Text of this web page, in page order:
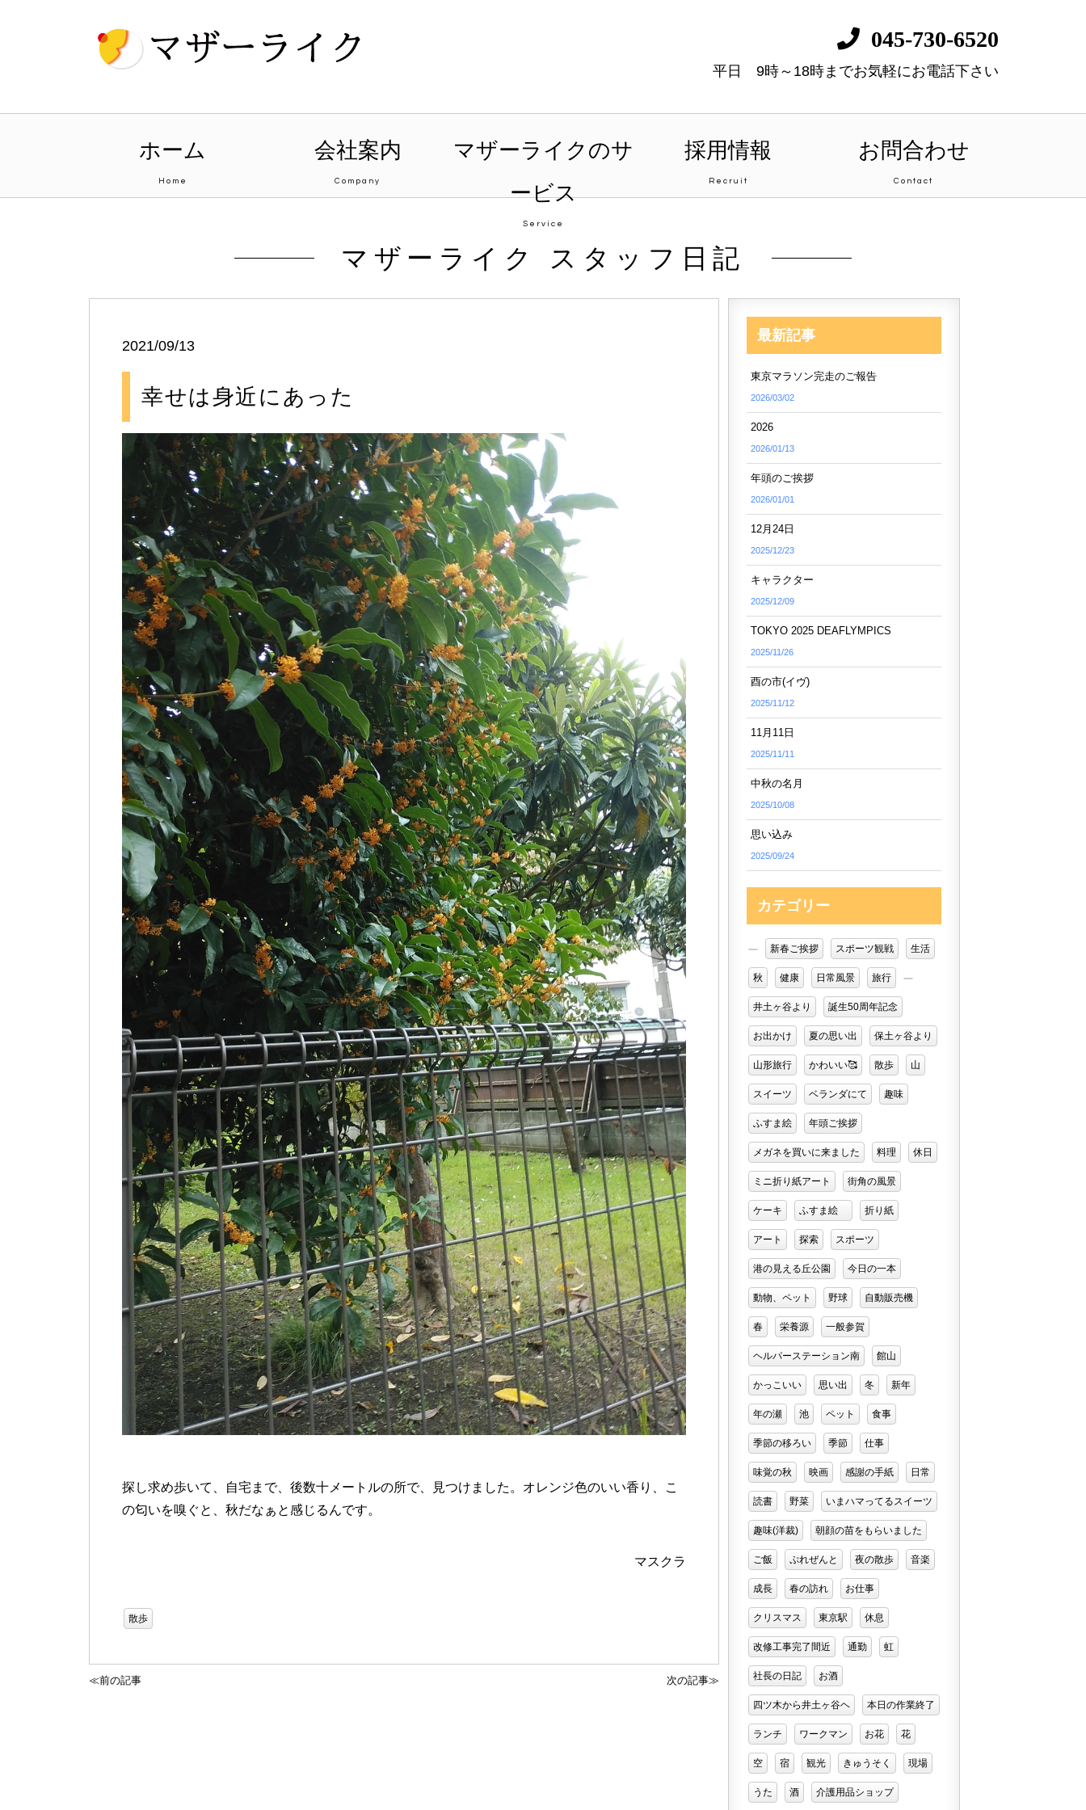
045-730-6520
平日 9時～18時までお気軽にお電話下さい
ホーム
Home
会社案内
Company
マザーライクのサ
ービス
Service
採用情報
Recruit
お問合わせ
Contact
マザーライク スタッフ日記
2021/09/13
幸せは身近にあった
探し求め歩いて、自宅まで、後数十メートルの所で、見つけました。オレンジ色のいい香り、こ
の匂いを嗅ぐと、秋だなぁと感じるんです。
マスクラ
散歩
≪前の記事 次の記事≫
最新記事
東京マラソン完走のご報告
2026/03/02
2026
2026/01/13
年頭のご挨拶
2026/01/01
12月24日
2025/12/23
キャラクター
2025/12/09
TOKYO 2025 DEAFLYMPICS
2025/11/26
酉の市(イヴ)
2025/11/12
11月11日
2025/11/11
中秋の名月
2025/10/08
思い込み
2025/09/24
カテゴリー
新春ご挨拶 スポーツ観戦 生活
秋 健康 日常風景 旅行
井土ヶ谷より 誕生50周年記念
お出かけ 夏の思い出 保土ヶ谷より
山形旅行 かわいい🥰 散歩 山
スイーツ ベランダにて 趣味
ふすま絵 年頭ご挨拶
メガネを買いに来ました 料理 休日
ミニ折り紙アート 街角の風景
ケーキ ふすま絵 折り紙
アート 探索 スポーツ
港の見える丘公園 今日の一本
動物、ペット 野球 自動販売機
春 栄養源 一般参賀
ヘルパーステーション南 館山
かっこいい 思い出 冬 新年
年の瀬 池 ペット 食事
季節の移ろい 季節 仕事
味覚の秋 映画 感謝の手紙 日常
読書 野菜 いまハマってるスイーツ
趣味(洋裁) 朝顔の苗をもらいました
ご飯 ぷれぜんと 夜の散歩 音楽
成長 春の訪れ お仕事
クリスマス 東京駅 休息
改修工事完了間近 通勤 虹
社長の日記 お酒
四ツ木から井土ヶ谷ヘ 本日の作業終了
ランチ ワークマン お花 花
空 宿 観光 きゅうそく 現場
うた 酒 介護用品ショップ